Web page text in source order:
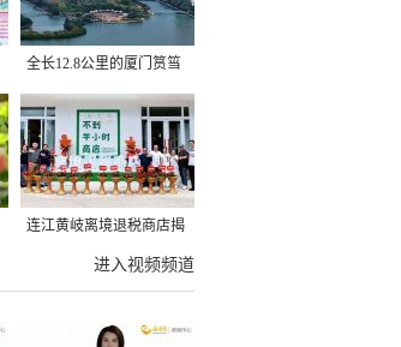
全长12.8公里的厦门筼筜
湖健身步道全线贯通
连江黄岐离境退税商店揭
进入视频频道